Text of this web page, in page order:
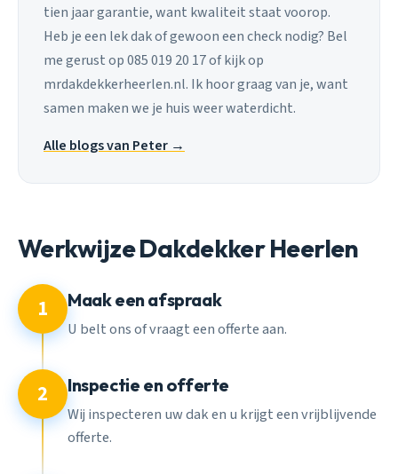
tien jaar garantie, want kwaliteit staat voorop.
Heb je een lek dak of gewoon een check nodig? Bel
me gerust op 085 019 20 17 of kijk op
mrdakdekkerheerlen.nl. Ik hoor graag van je, want
samen maken we je huis weer waterdicht.
Alle blogs van Peter →
Werkwijze Dakdekker Heerlen
1 Maak een afspraak
U belt ons of vraagt een offerte aan.
2 Inspectie en offerte
Wij inspecteren uw dak en u krijgt een vrijblijvende
offerte.